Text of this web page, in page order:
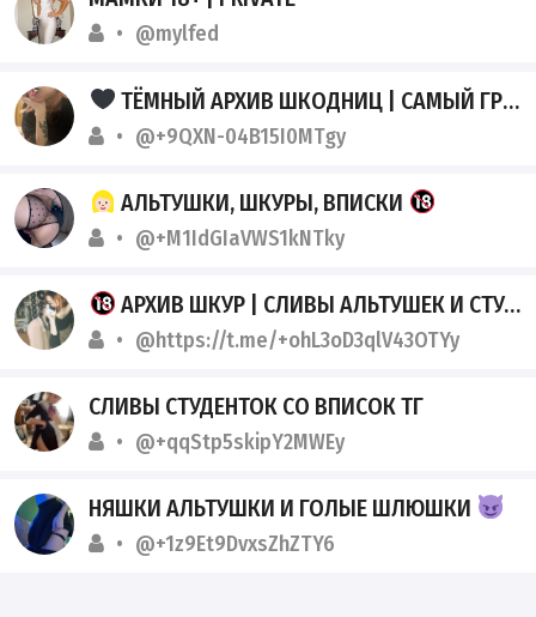
@mylfed
ТЁМНЫЙ АРХИВ ШКОДНИЦ | САМЫЙ ГРЯЗНЫЙ СЛИВ
@+9QXN-04B15I0MTgy
АЛЬТУШКИ, ШКУРЫ, ВПИСКИ
@+M1IdGIaVWS1kNTky
АРХИВ ШКУР | СЛИВЫ АЛЬТУШЕК И СТУДЕНТОК
@https://t.me/+ohL3oD3qlV43OTYy
СЛИВЫ СТУДЕНТОК СО ВПИСОК ТГ
@+qqStp5skipY2MWEy
НЯШКИ АЛЬТУШКИ И ГОЛЫЕ ШЛЮШКИ
@+1z9Et9DvxsZhZTY6